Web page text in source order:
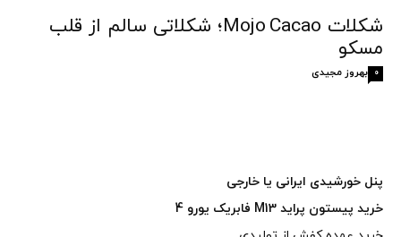
شکلات Mojo Cacao؛ شکلاتی سالم از قلب
مسکو
بهروز مجیدی 0
پنل خورشیدی ایرانی یا خارجی
خرید پیستون پراید M13 فابریک یورو 4